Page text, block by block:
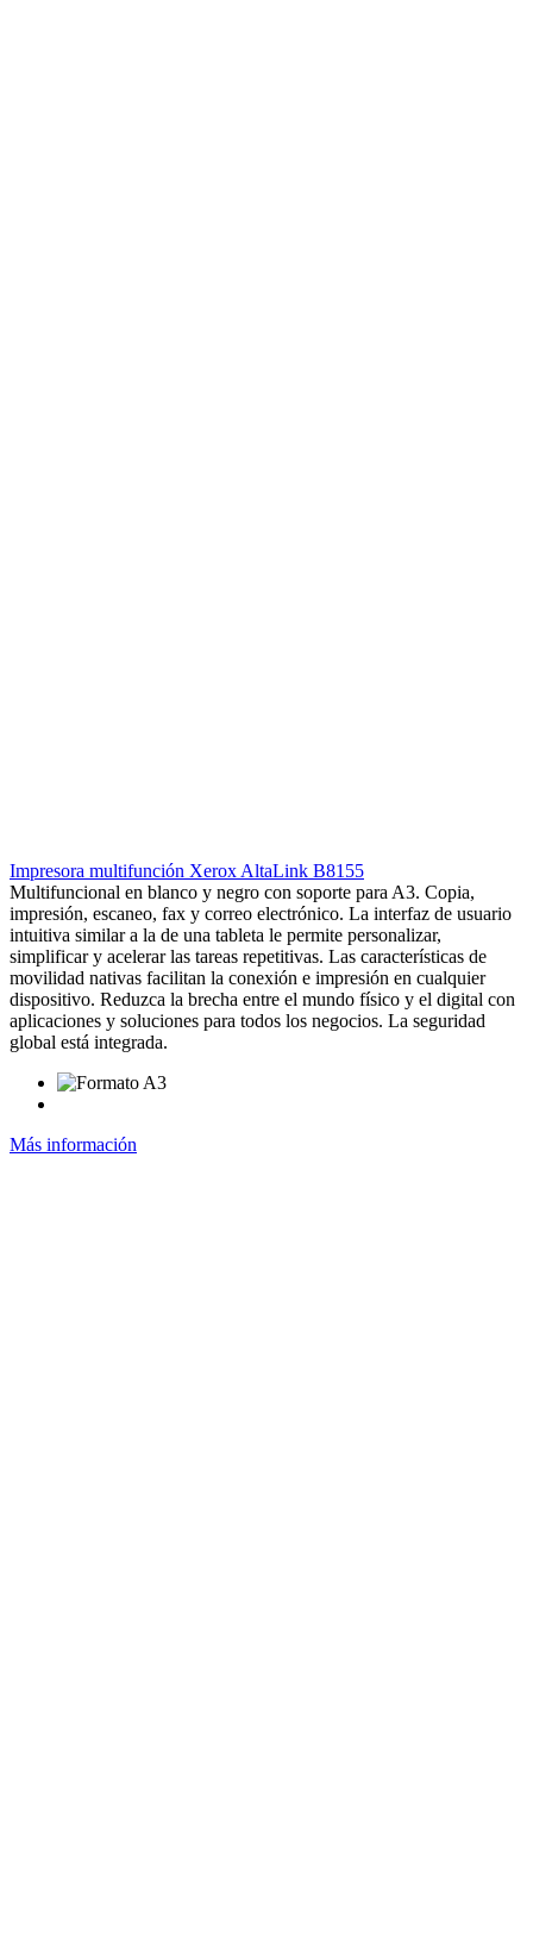
Impresora multifunción Xerox AltaLink B8155
Multifuncional en blanco y negro con soporte para A3. Copia,
impresión, escaneo, fax y correo electrónico. La interfaz de usuario
intuitiva similar a la de una tableta le permite personalizar,
simplificar y acelerar las tareas repetitivas. Las características de
movilidad nativas facilitan la conexión e impresión en cualquier
dispositivo. Reduzca la brecha entre el mundo físico y el digital con
aplicaciones y soluciones para todos los negocios. La seguridad
global está integrada.
Más información